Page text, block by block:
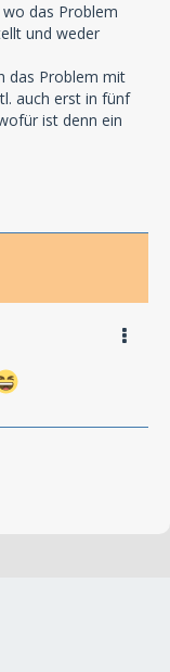
das Problem
und weder
das Problem mit
auch erst in fünf
ist denn ein